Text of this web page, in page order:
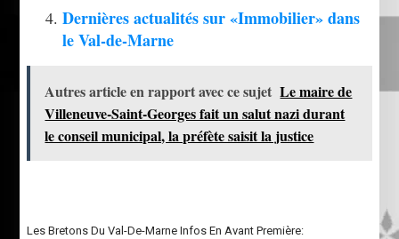
Dernières actualités sur «Immobilier» dans
le Val-de-Marne
Autres article en rapport avec ce sujet Le maire de
Villeneuve-Saint-Georges fait un salut nazi durant
le conseil municipal, la préfète saisit la justice
Les Bretons Du Val-De-Marne Infos En Avant Première: